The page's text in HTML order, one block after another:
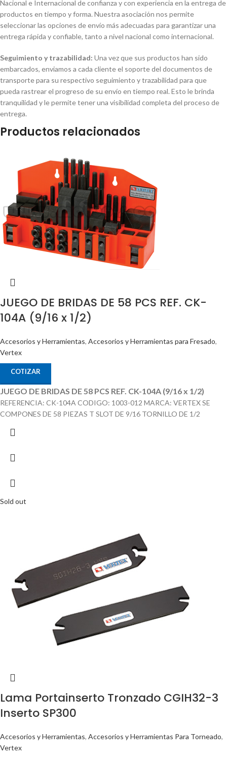
Nacional e Internacional de confianza y con experiencia en la entrega de
productos en tiempo y forma. Nuestra asociación nos permite
seleccionar las opciones de envío más adecuadas para garantizar una
entrega rápida y confiable, tanto a nivel nacional como internacional.
Seguimiento y trazabilidad: Una vez que sus productos han sido
embarcados, enviamos a cada cliente el soporte del documentos de
transporte para su respectivo seguimiento y trazabilidad para que
pueda rastrear el progreso de su envío en tiempo real. Esto le brinda
tranquilidad y le permite tener una visibilidad completa del proceso de
entrega.
Productos relacionados
JUEGO DE BRIDAS DE 58 PCS REF. CK-
104A (9/16 x 1/2)
Accesorios y Herramientas, Accesorios y Herramientas para Fresado,
Vertex
COTIZAR
JUEGO DE BRIDAS DE 58 PCS REF. CK-104A (9/16 x 1/2)
REFERENCIA: CK-104A CODIGO: 1003-012 MARCA: VERTEX SE
COMPONES DE 58 PIEZAS T SLOT DE 9/16 TORNILLO DE 1/2
Sold out
Lama Portainserto Tronzado CGIH32-3
Inserto SP300
Accesorios y Herramientas, Accesorios y Herramientas Para Torneado,
Vertex